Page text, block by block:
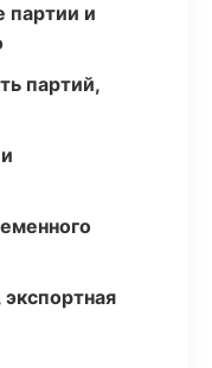
партии и
партий,